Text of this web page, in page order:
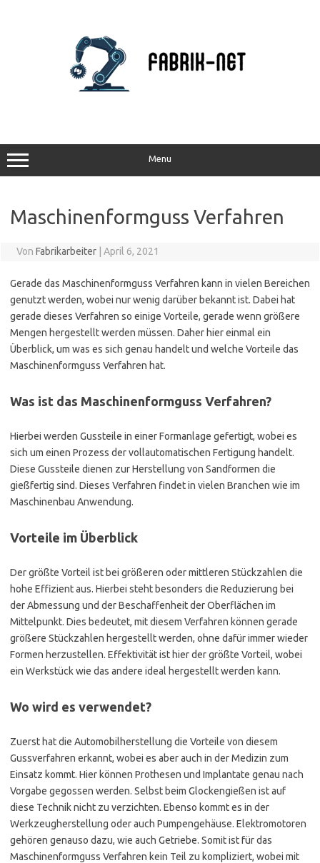
Menu
Maschinenformguss Verfahren
Von Fabrikarbeiter April 6, 2021
Gerade das Maschinenformguss Verfahren kann in vielen Bereichen
genutzt werden, wobei nur wenig darüber bekannt ist. Dabei hat
gerade dieses Verfahren so einige Vorteile, gerade wenn größere
Mengen hergestellt werden müssen. Daher hier einmal ein
Überblick, um was es sich genau handelt und welche Vorteile das
Maschinenformguss Verfahren hat.
Was ist das Maschinenformguss Verfahren?
Hierbei werden Gussteile in einer Formanlage gefertigt, wobei es
sich um einen Prozess der vollautomatischen Fertigung handelt.
Diese Gussteile dienen zur Herstellung von Sandformen die
gießfertig sind. Dieses Verfahren findet in vielen Branchen wie im
Maschinenbau Anwendung.
Vorteile im Überblick
Der größte Vorteil ist bei größeren oder mittleren Stückzahlen die
hohe Effizient aus. Hierbei steht besonders die Reduzierung bei
der Abmessung und der Beschaffenheit der Oberflächen im
Mittelpunkt. Dies bedeutet, mit diesem Verfahren können gerade
größere Stückzahlen hergestellt werden, ohne dafür immer wieder
Formen herzustellen. Effektivität ist hier der größte Vorteil, wobei
ein Werkstück wie das andere ideal hergestellt werden kann.
Wo wird es verwendet?
Zuerst hat die Automobilherstellung die Vorteile von diesem
Gussverfahren erkannt, wobei es aber auch in der Medizin zum
Einsatz kommt. Hier können Prothesen und Implantate genau nach
Vorgabe gegossen werden. Selbst beim Glockengießen ist auf
diese Technik nicht zu verzichten. Ebenso kommt es in der
Werkzeugherstellung oder auch Pumpengehäuse. Elektromotoren
gehören genauso dazu, wie auch Getriebe. Somit ist für das
Maschinenformguss Verfahren kein Teil zu kompliziert, wobei mit